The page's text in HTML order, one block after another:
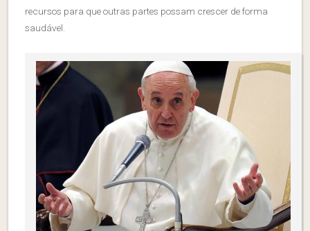
recursos para que outras partes possam crescer de forma
saudável.